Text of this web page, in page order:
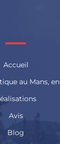
Accueil
au Mans,
Avis
Blog